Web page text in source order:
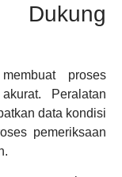
Dukung
proses
Peralatan
data kondisi
pemeriksaan